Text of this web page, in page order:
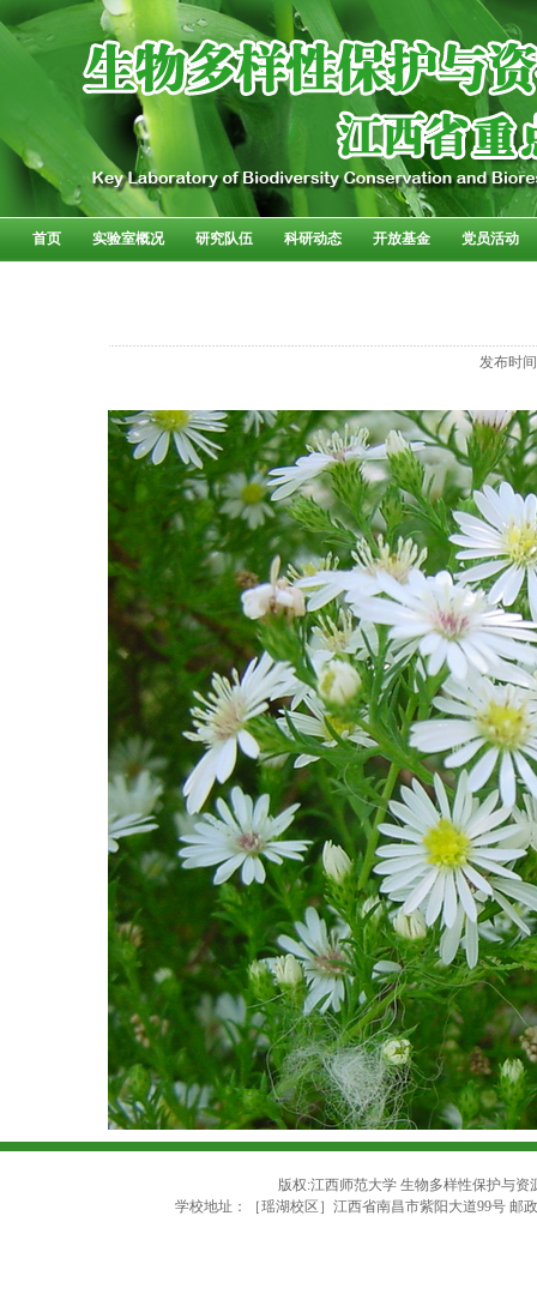
首页 实验室概况 研究队伍 科研动态 开放基金 党员活动
发布时
版权:江西师范大学 生物多样性保护与
学校地址：［瑶湖校区］江西省南昌市紫阳大道99号 邮